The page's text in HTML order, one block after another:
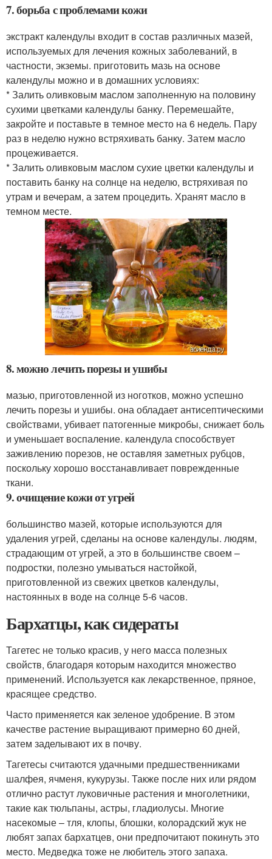
7. борьба с проблемами кожи
экстракт календулы входит в состав различных мазей,
используемых для лечения кожных заболеваний, в
частности, экземы. приготовить мазь на основе
календулы можно и в домашних условиях:
* Залить оливковым маслом заполненную на половину
сухими цветками календулы банку. Перемешайте,
закройте и поставьте в темное место на 6 недель. Пару
раз в неделю нужно встряхивать банку. Затем масло
процеживается.
* Залить оливковым маслом сухие цветки календулы и
поставить банку на солнце на неделю, встряхивая по
утрам и вечерам, а затем процедить. Хранят масло в
темном месте.
8. можно лечить порезы и ушибы
мазью, приготовленной из ноготков, можно успешно
лечить порезы и ушибы. она обладает антисептическими
свойствами, убивает патогенные микробы, снижает боль
и уменьшает воспаление. календула способствует
заживлению порезов, не оставляя заметных рубцов,
поскольку хорошо восстанавливает поврежденные
ткани.
9. очищение кожи от угрей
большинство мазей, которые используются для
удаления угрей, сделаны на основе календулы. людям,
страдающим от угрей, а это в большинстве своем –
подростки, полезно умываться настойкой,
приготовленной из свежих цветков календулы,
настоянных в воде на солнце 5-6 часов.
Бархатцы, как сидераты
Тагетес не только красив, у него масса полезных
свойств, благодаря которым находится множество
применений. Используется как лекарственное, пряное,
красящее средство.
Часто применяется как зеленое удобрение. В этом
качестве растение выращивают примерно 60 дней,
затем заделывают их в почву.
Тагетесы считаются удачными предшественниками
шалфея, ячменя, кукурузы. Также после них или рядом
отлично растут луковичные растения и многолетники,
такие как тюльпаны, астры, гладиолусы. Многие
насекомые – тля, клопы, блошки, колорадский жук не
любят запах бархатцев, они предпочитают покинуть это
место. Медведка тоже не любитель этого запаха.